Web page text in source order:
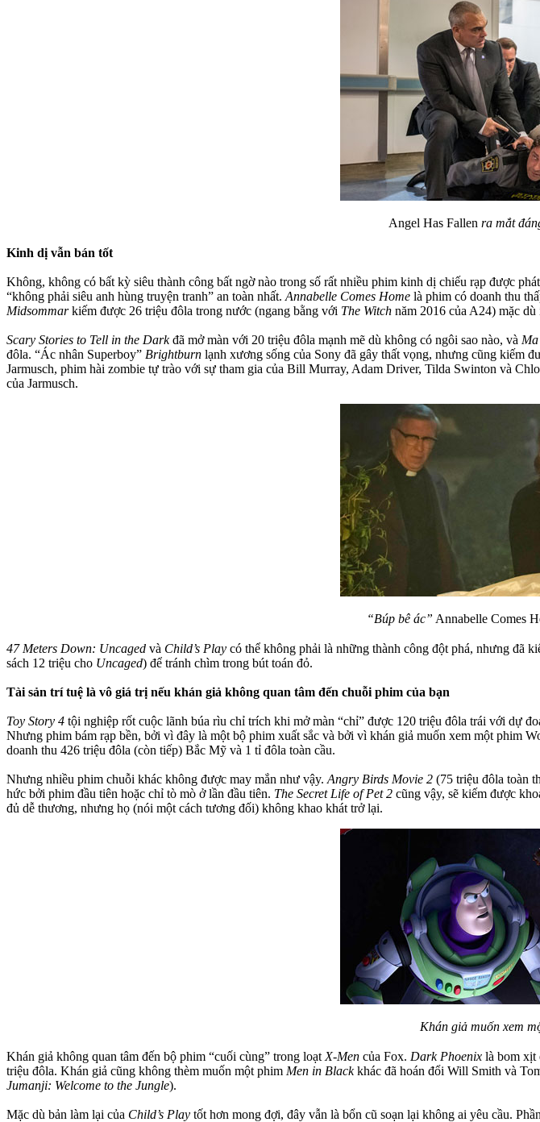
Angel Has Fallen ra mắt
Kinh dị vẫn bán tốt
Không, không có bất kỳ siêu thành công bất ngờ nào trong số rất nhiều phim kinh dị chiếu rạp được
“không phải siêu anh hùng truyện tranh” an toàn nhất. Annabelle Comes Home là phim có doanh thu
Midsommarkiếm được 26 triệu đôla trong nước (ngang bằng với The Witch năm 2016 của A24) mặc
Scary Stories to Tell in the Darkđã mở màn với 20 triệu đôla mạnh mẽ dù không có ngôi sao nào, và Ma
đôla. “Ác nhân Superboy” Brightburn lạnh xương sống của Sony đã gây thất vọng, nhưng cũng kiếm
Jarmusch, phim hài zombie tự trào với sự tham gia của Bill Murray, Adam Driver, Tilda Swinton và
của Jarmusch.
“Búp bê ác” Annabelle Comes
47 Meters Down: Uncaged và Child’s Play có thể không phải là những thành công đột phá, nhưng đã
sách 12 triệu cho Uncaged) để tránh chìm trong bút toán đỏ.
Tài sản trí tuệ là vô giá trị nếu khán giả không quan tâm đến chuỗi phim của bạn
Toy Story 4 tội nghiệp rốt cuộc lãnh búa rìu chỉ trích khi mở màn “chỉ” được 120 triệu đôla trái với dự
Nhưng phim bám rạp bền, bởi vì đây là một bộ phim xuất sắc và bởi vì khán giả muốn xem một phim
doanh thu 426 triệu đôla (còn tiếp) Bắc Mỹ và 1 tỉ đôla toàn cầu.
Nhưng nhiều phim chuỗi khác không được may mắn như vậy. Angry Birds Movie 2 (75 triệu đôla toàn
hức bởi phim đầu tiên hoặc chỉ tò mò ở lần đầu tiên. The Secret Life of Pet 2 cũng vậy, sẽ kiếm được
đủ dễ thương, nhưng họ (nói một cách tương đối) không khao khát trở lại.
Khán giả muốn xem
Khán giả không quan tâm đến bộ phim “cuối cùng” trong loạt X-Men của Fox. Dark Phoenix là bom xịt
triệu đôla. Khán giả cũng không thèm muốn một phim Men in Blackkhác đã hoán đổi Will Smith và
Jumanji: Welcome to the Jungle).
Mặc dù bản làm lại của Child’s Play tốt hơn mong đợi, đây vẫn là bổn cũ soạn lại không ai yêu cầu.